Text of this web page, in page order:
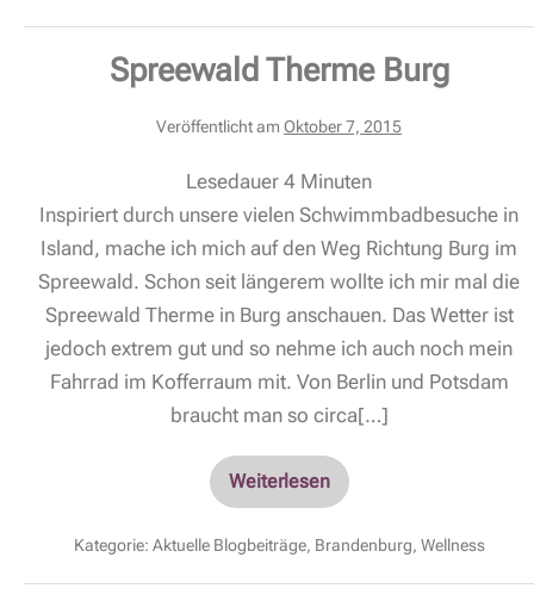
Spreewald Therme Burg
Veröffentlicht am Oktober 7, 2015
Lesedauer 4 Minuten
Inspiriert durch unsere vielen Schwimmbadbesuche in
Island, mache ich mich auf den Weg Richtung Burg im
Spreewald. Schon seit längerem wollte ich mir mal die
Spreewald Therme in Burg anschauen. Das Wetter ist
jedoch extrem gut und so nehme ich auch noch mein
Fahrrad im Kofferraum mit. Von Berlin und Potsdam
braucht man so circa[…]
Weiterlesen
Kategorie: Aktuelle Blogbeiträge, Brandenburg, Wellness